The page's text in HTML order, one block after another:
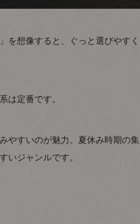
を想像すると、ぐっと選びやすく
は定番です。
やすいのが魅力。夏休み時期の集
いジャンルです。